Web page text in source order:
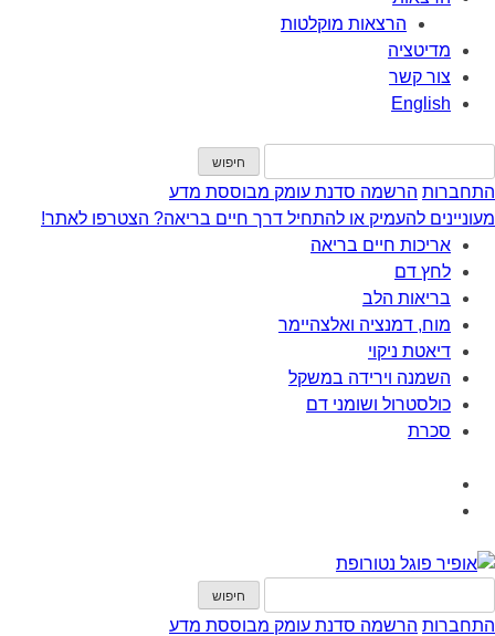
הרצאות מוקלטות
מדיטציה
צור קשר
English
התחברות הרשמה סדנת עומק מבוססת מדע
מעוניינים להעמיק או להתחיל דרך חיים בריאה? הצטרפו לאתר!
אריכות חיים בריאה
לחץ דם
בריאות הלב
מוח, דמנציה ואלצהיימר
דיאטת ניקוי
השמנה וירידה במשקל
כולסטרול ושומני דם
סכרת
התחברות הרשמה סדנת עומק מבוססת מדע